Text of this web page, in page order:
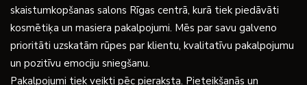
skaistumkopšanas salons Rīgas centrā, kurā tiek piedāvāti
kosmētiķa un masiera pakalpojumi. Mēs par savu galveno
prioritāti uzskatām rūpes par klientu, kvalitatīvu pakalpojumu
un pozitīvu emociju sniegšanu.
Pakalpojumi tiek veikti pēc pieraksta. Pieteikšanās un